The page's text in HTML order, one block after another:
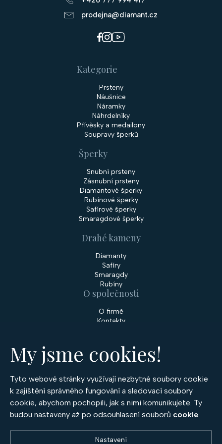
My jsme cookies!
Tyto webové stránky využívají nezbytné soubory cookie
k zajištění správného fungování a sledovací soubory
cookie, abychom pochopili, jak s nimi komunikujete. Ty
budou nastaveny až po odsouhlasení souborů cookie.
Nastavení
prodejna@diamant.cz
Kategorie
Prsteny
Náušnice
Náramky
Náhrdelníky
Přívěsky a medailony
Soupravy šperků
Šperky
Snubní prsteny
Zásnubní prsteny
Diamantové šperky
Rubínové šperky
Safírové šperky
Smaragdové šperky
Drahé kameny
Diamanty
Safíry
Smaragdy
Rubíny
O společnosti
O firmě
Kontakty
Služby
Zakázková výroba šperků
Nakupování
Obchodní podmínky
GDPR